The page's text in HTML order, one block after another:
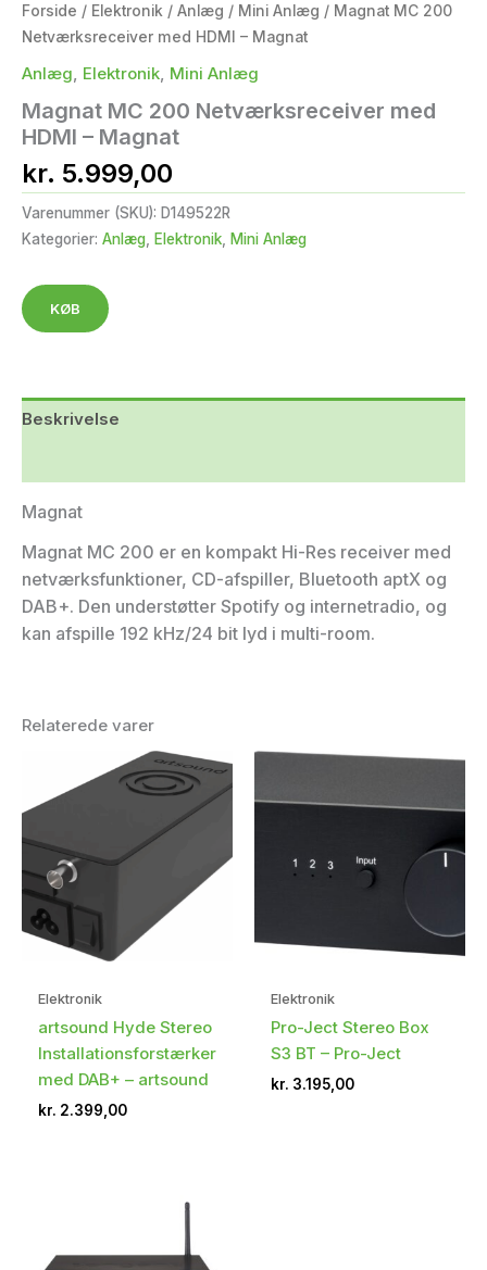
Forside / Elektronik / Anlæg / Mini Anlæg / Magnat MC 200
Netværksreceiver med HDMI – Magnat
Anlæg, Elektronik, Mini Anlæg
Magnat MC 200 Netværksreceiver med
HDMI – Magnat
kr. 5.999,00
Varenummer (SKU): D149522R
Kategorier: Anlæg, Elektronik, Mini Anlæg
KØB
Beskrivelse
Magnat
Magnat MC 200 er en kompakt Hi-Res receiver med
netværksfunktioner, CD-afspiller, Bluetooth aptX og
DAB+. Den understøtter Spotify og internetradio, og
kan afspille 192 kHz/24 bit lyd i multi-room.
Relaterede varer
Elektronik
artsound Hyde Stereo
Installationsforstærker
med DAB+ – artsound
kr. 2.399,00
Elektronik
Pro-Ject Stereo Box
S3 BT – Pro-Ject
kr. 3.195,00